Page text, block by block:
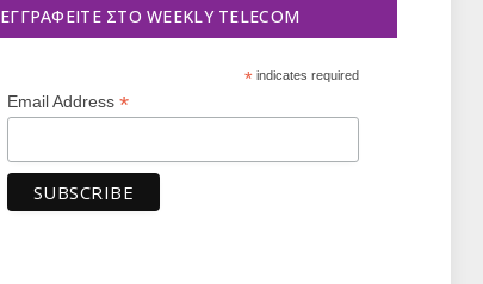
ΕΓΓΡΑΦΕΊΤΕ ΣΤΟ WEEKLY TELECOM
*indicates required
Email Address *